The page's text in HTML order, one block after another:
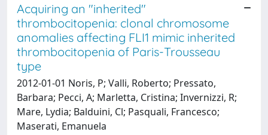
Acquiring an "inherited"
thrombocitopenia: clonal chromosome
anomalies affecting FLI1 mimic inherited
thrombocitopenia of Paris-Trousseau
type
2012-01-01 Noris, P; Valli, Roberto; Pressato,
Barbara; Pecci, A; Marletta, Cristina; Invernizzi, R;
Mare, Lydia; Balduini, Cl; Pasquali, Francesco;
Maserati, Emanuela